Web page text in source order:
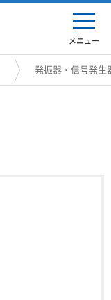
メニュー
発振器・信号発生